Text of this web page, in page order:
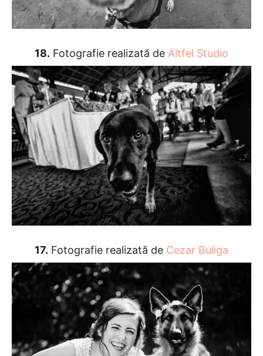
18. Fotografie realizată de Altfel Studio
17. Fotografie realizată de Cezar Buliga